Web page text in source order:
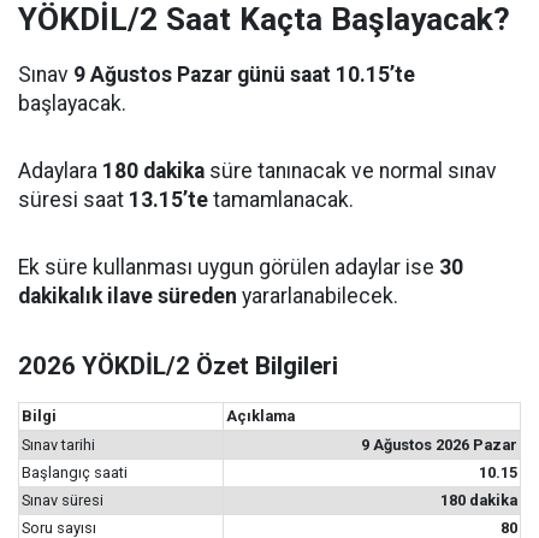
YÖKDİL/2 Saat Kaçta Başlayacak?
Sınav 9 Ağustos Pazar günü saat 10.15’te
başlayacak.
Adaylara 180 dakika süre tanınacak ve normal sınav
süresi saat 13.15’te tamamlanacak.
Ek süre kullanması uygun görülen adaylar ise 30
dakikalık ilave süreden yararlanabilecek.
2026 YÖKDİL/2 Özet Bilgileri
Bilgi
Açıklama
Sınav tarihi
9 Ağustos 2026 Pazar
Başlangıç saati
10.15
Sınav süresi
180 dakika
Soru sayısı
80